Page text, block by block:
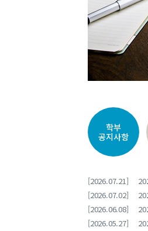
학부
공지사항
[2026.07.21]
[2026.07.02]
[2026.06.08]
[2026.05.27]